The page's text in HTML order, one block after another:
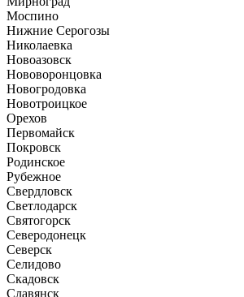
Моспино
Нижние Серогозы
Николаевка
Новоазовск
Нововоронцовка
Новогродовка
Новотроицкое
Орехов
Первомайск
Покровск
Родинское
Рубежное
Свердловск
Светлодарск
Святогорск
Северодонецк
Северск
Селидово
Скадовск
Славянск